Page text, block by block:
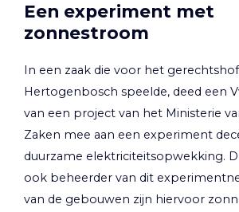
Een experiment met
zonnestroom
In een zaak die voor het gerechtshof
Hertogenbosch speelde, deed een
van een project van het Ministerie
Zaken mee aan een experiment
duurzame elektriciteitsopwekking.
ook beheerder van dit
van de gebouwen zijn hiervoor